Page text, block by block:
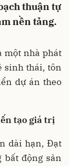
thuận tự
nền tảng.
một nhà phát
sinh thái, tôn
dự án theo
tạo giá trị
dài hạn, Đạt
bất động sản